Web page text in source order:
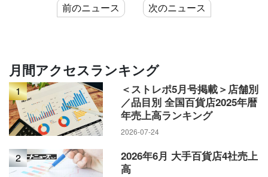
前のニュース 次のニュース
月間アクセスランキング
1
＜ストレポ5月号掲載＞店舗別
／品目別 全国百貨店2025年暦
年売上高ランキング
2026-07-24
2
2026年6月 大手百貨店4社売上
高